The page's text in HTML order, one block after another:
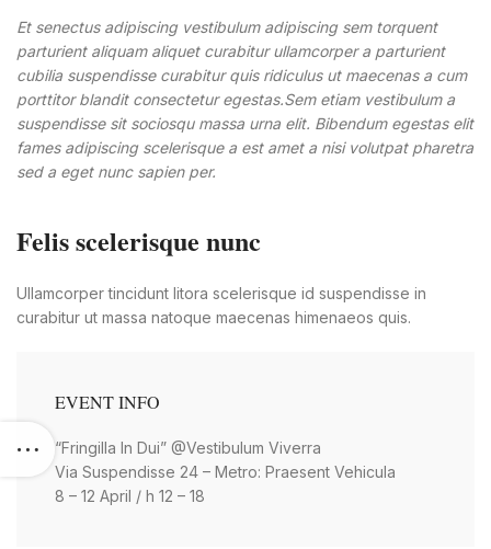
Et senectus adipiscing vestibulum adipiscing sem torquent
parturient aliquam aliquet curabitur ullamcorper a parturient
cubilia suspendisse curabitur quis ridiculus ut maecenas a cum
porttitor blandit consectetur egestas.Sem etiam vestibulum a
suspendisse sit sociosqu massa urna elit. Bibendum egestas elit
fames adipiscing scelerisque a est amet a nisi volutpat pharetra
sed a eget nunc sapien per.
Felis scelerisque nunc
Ullamcorper tincidunt litora scelerisque id suspendisse in
curabitur ut massa natoque maecenas himenaeos quis.
EVENT INFO
“Fringilla In Dui” @Vestibulum Viverra
Via Suspendisse 24 – Metro: Praesent Vehicula
8 – 12 April / h 12 – 18